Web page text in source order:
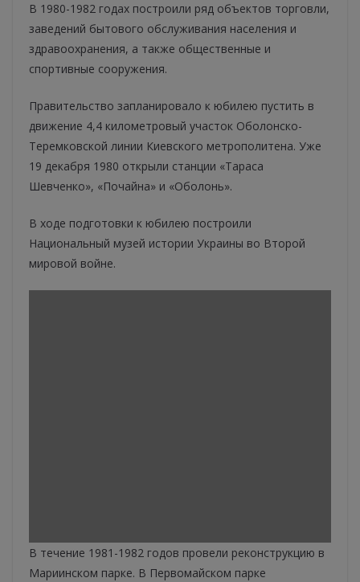
В 1980-1982 годах построили ряд объектов торговли,
заведений бытового обслуживания населения и
здравоохранения, а также общественные и
спортивные сооружения.
Правительство запланировало к юбилею пустить в
движение 4,4 километровый участок Оболонско-
Теремковской линии Киевского метрополитена. Уже
19 декабря 1980 открыли станции «Тараса
Шевченко», «Почайна» и «Оболонь».
В ходе подготовки к юбилею построили
Национальный музей истории Украины во Второй
мировой войне.
В течение 1981-1982 годов провели реконструкцию в
Мариинском парке. В Первомайском парке